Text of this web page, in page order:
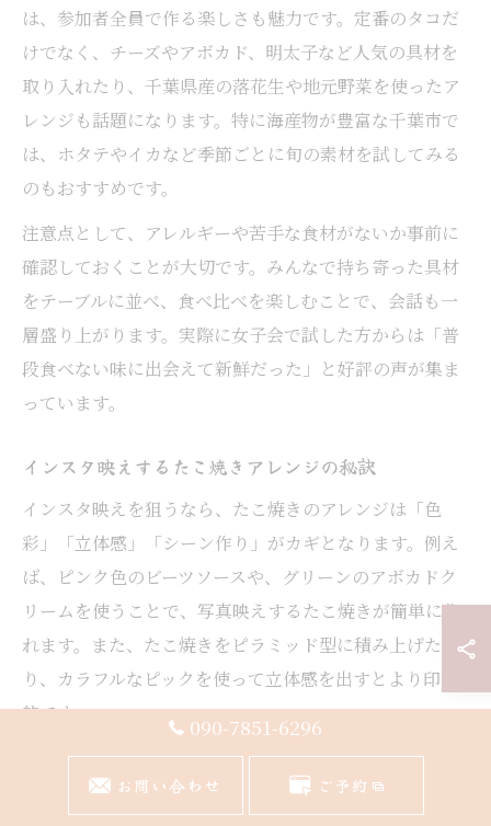
は、参加者全員で作る楽しさも魅力です。定番のタコだ
けでなく、チーズやアボカド、明太子など人気の具材を
取り入れたり、千葉県産の落花生や地元野菜を使ったア
レンジも話題になります。特に海産物が豊富な千葉市で
は、ホタテやイカなど季節ごとに旬の素材を試してみる
のもおすすめです。
注意点として、アレルギーや苦手な食材がないか事前に
確認しておくことが大切です。みんなで持ち寄った具材
をテーブルに並べ、食べ比べを楽しむことで、会話も一
層盛り上がります。実際に女子会で試した方からは「普
段食べない味に出会えて新鮮だった」と好評の声が集ま
っています。
インスタ映えするたこ焼きアレンジの秘訣
インスタ映えを狙うなら、たこ焼きのアレンジは「色
彩」「立体感」「シーン作り」がカギとなります。例え
ば、ピンク色のビーツソースや、グリーンのアボカドク
リームを使うことで、写真映えするたこ焼きが簡単に作
れます。また、たこ焼きをピラミッド型に積み上げた
り、カラフルなピックを使って立体感を出すとより印象
的です。
千葉市の女子会では、テーブルクロスやお皿を華やかに
コーディネートすると、全体の雰囲気もアップします。
090-7851-6296
お問い合わせ ご予約